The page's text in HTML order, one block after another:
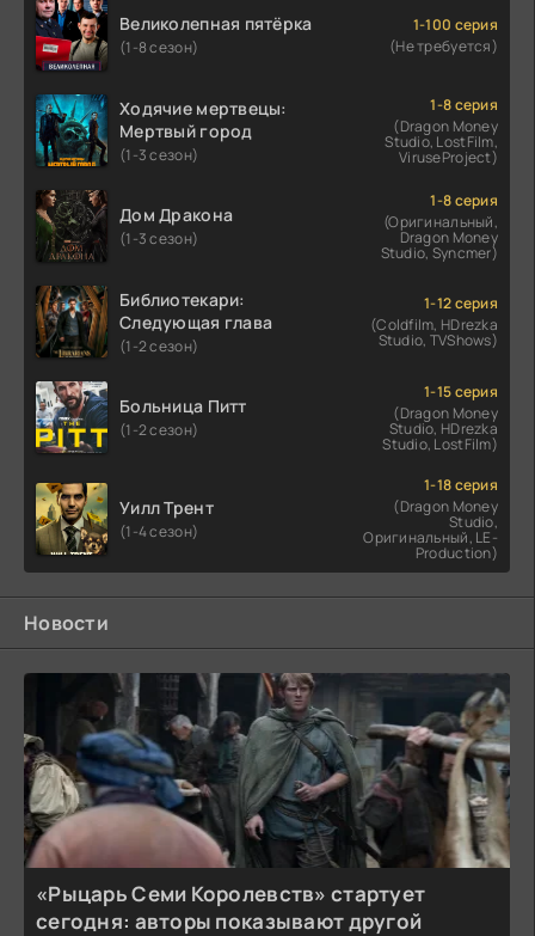
Великолепная пятёрка
(1-8 сезон)
1-100 серия
(Не требуется)
Ходячие мертвецы:
Мертвый город
(1-3 сезон)
1-8 серия
(Dragon Money
Studio, LostFilm,
ViruseProject)
Дом Дракона
(1-3 сезон)
1-8 серия
(Оригинальный,
Dragon Money
Studio, Syncmer)
Библиотекари:
Следующая глава
(1-2 сезон)
1-12 серия
(Coldfilm, HDrezka
Studio, TVShows)
Больница Питт
(1-2 сезон)
1-15 серия
(Dragon Money
Studio, HDrezka
Studio, LostFilm)
Уилл Трент
(1-4 сезон)
1-18 серия
(Dragon Money
Studio,
Оригинальный, LE-
Production)
Новости
«Рыцарь Семи Королевств» стартует
сегодня: авторы показывают другой